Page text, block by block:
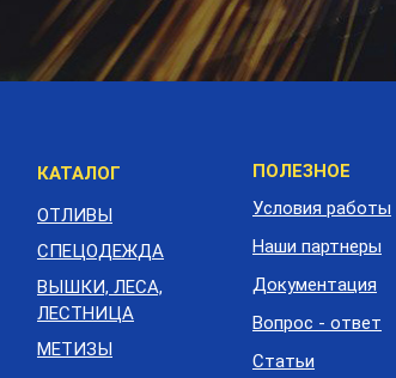
КАТАЛОГ
ОТЛИВЫ
СПЕЦОДЕЖДА
ВЫШКИ, ЛЕСА,
ЛЕСТНИЦА
МЕТИЗЫ
Меню
подвала
ПОЛЕЗНОЕ
Условия работы
Наши партнеры
Документация
Вопрос - ответ
Статьи